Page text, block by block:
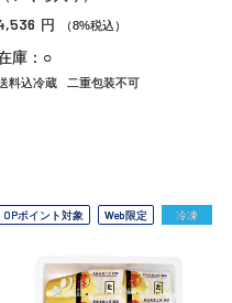
円 （8%税込）
庫：○
料込冷蔵 二重包装不可
OPポイント対象 Web限定 冷凍